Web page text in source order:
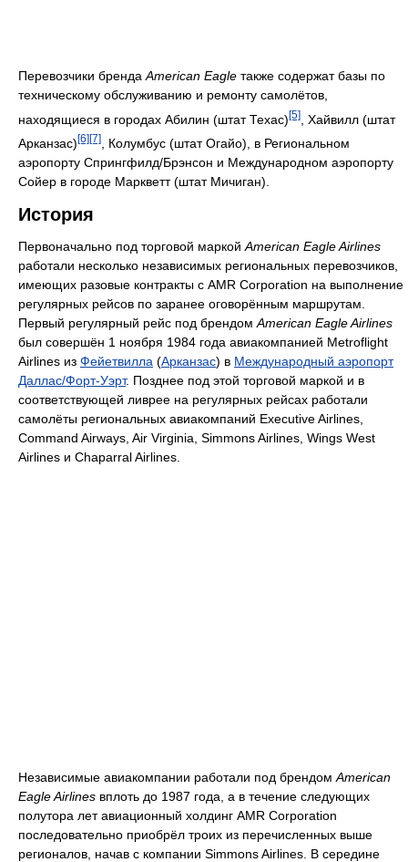
Перевозчики бренда American Eagle также содержат базы по
техническому обслуживанию и ремонту самолётов,
находящиеся в городах Абилин (штат Техас)[5]
, Хайвилл (штат
Арканзас) [6] [7]
, Колумбус (штат Огайо), в Региональном
аэропорту Спрингфилд/Брэнсон и Международном аэропорту
Сойер в городе Маркветт (штат Мичиган).
История
Первоначально под торговой маркой American Eagle Airlines
работали несколько независимых региональных перевозчиков,
имеющих разовые контракты с AMR Corporation на выполнение
регулярных рейсов по заранее оговорённым маршрутам.
Первый регулярный рейс под брендом American Eagle Airlines
был совершён 1 ноября 1984 года авиакомпанией Metroflight
Airlines из Фейетвилла (Арканзас) в Международный аэропорт
Даллас/Форт-Уэрт. Позднее под этой торговой маркой и в
соответствующей ливрее на регулярных рейсах работали
самолёты региональных авиакомпаний Executive Airlines,
Command Airways, Air Virginia, Simmons Airlines, Wings West
Airlines и Chaparral Airlines.
Независимые авиакомпании работали под брендом American
Eagle Airlines вплоть до 1987 года, а в течение следующих
полутора лет авиационный холдинг AMR Corporation
последовательно приобрёл троих из перечисленных выше
регионалов, начав с компании Simmons Airlines. В середине